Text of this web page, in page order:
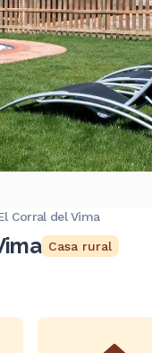
Corral del Vima
Casa rural